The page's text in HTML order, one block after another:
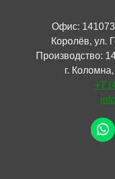
Офис:
Королёв, ул.
Производство:
г.
+7